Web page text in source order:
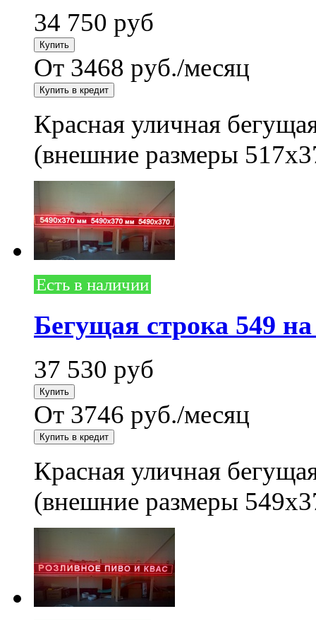
34 750 руб
От 3468 руб./месяц
Красная уличная
(внешние размеры
Есть в наличии
Бегущая строка 549
37 530 руб
От 3746 руб./месяц
Красная уличная
(внешние размеры